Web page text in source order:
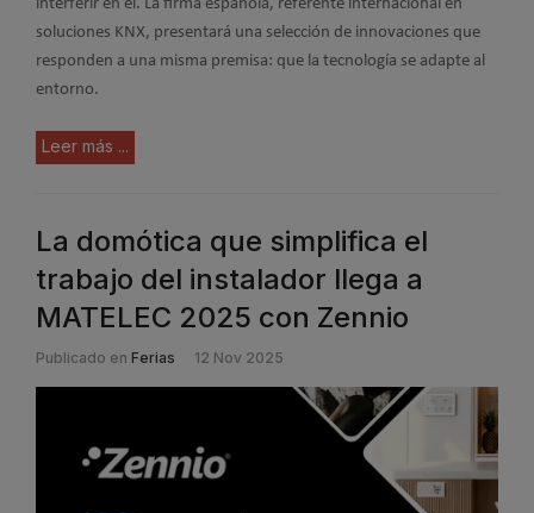
interferir en él. La firma española, referente internacional en
soluciones KNX, presentará una selección de innovaciones que
responden a una misma premisa: que la tecnología se adapte al
entorno.
Leer más ...
La domótica que simplifica el
trabajo del instalador llega a
MATELEC 2025 con Zennio
Publicado en Ferias 12 Nov 2025